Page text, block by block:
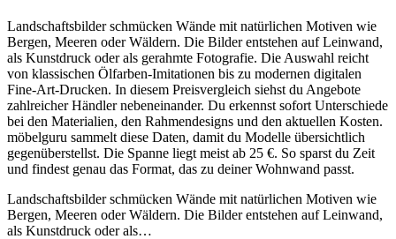
Landschaftsbilder schmücken Wände mit natürlichen Motiven wie
Bergen, Meeren oder Wäldern. Die Bilder entstehen auf Leinwand,
als Kunstdruck oder als gerahmte Fotografie. Die Auswahl reicht
von klassischen Ölfarben-Imitationen bis zu modernen digitalen
Fine-Art-Drucken. In diesem Preisvergleich siehst du Angebote
zahlreicher Händler nebeneinander. Du erkennst sofort Unterschiede
bei den Materialien, den Rahmendesigns und den aktuellen Kosten.
möbelguru sammelt diese Daten, damit du Modelle übersichtlich
gegenüberstellst. Die Spanne liegt meist ab 25 €. So sparst du Zeit
und findest genau das Format, das zu deiner Wohnwand passt.
Landschaftsbilder schmücken Wände mit natürlichen Motiven wie
Bergen, Meeren oder Wäldern. Die Bilder entstehen auf Leinwand,
als Kunstdruck oder als…